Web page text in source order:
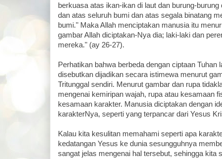
berkuasa atas ikan-ikan di laut dan burung-
dan atas seluruh bumi dan atas segala binatang
bumi." Maka Allah menciptakan manusia itu
gambar Allah diciptakan-Nya dia; laki-laki dan
mereka." (ay 26-27).
Perhatikan bahwa berbeda dengan ciptaan Tuhan
disebutkan dijadikan secara istimewa menurut
Tritunggal sendiri. Menurut gambar dan rupa
mengenai kemiripan wajah, rupa atau kesamaan
kesamaan karakter. Manusia diciptakan dengan
karakterNya, seperti yang terpancar dari Yesus
Kalau kita kesulitan memahami seperti apa
kedatangan Yesus ke dunia sesungguhnya
sangat jelas mengenai hal tersebut, sehingga kita